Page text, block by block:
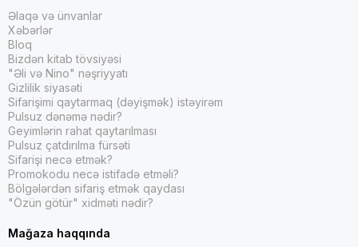
Əlaqə və ünvanlar
Xəbərlər
Bloq
Bizdən kitab tövsiyəsi
"Əli və Nino" nəşriyyatı
Gizlilik siyasəti
Sifarişimi qaytarmaq (dəyişmək) istəyirəm
Pulsuz dənəmə nədir?
Geyimlərin rahat qaytarılması
Pulsuz çatdırılma fürsəti
Sifarişi necə etmək?
Promokodu necə istifadə etməli?
Bölgələrdən sifariş etmək qaydası
"Özün götür" xidməti nədir?
Mağaza haqqında